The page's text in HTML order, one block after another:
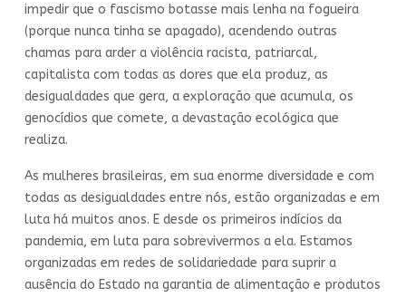
impedir que o fascismo botasse mais lenha na fogueira
(porque nunca tinha se apagado), acendendo outras
chamas para arder a violência racista, patriarcal,
capitalista com todas as dores que ela produz, as
desigualdades que gera, a exploração que acumula, os
genocídios que comete, a devastação ecológica que
realiza.
As mulheres brasileiras, em sua enorme diversidade e com
todas as desigualdades entre nós, estão organizadas e em
luta há muitos anos. E desde os primeiros indícios da
pandemia, em luta para sobrevivermos a ela. Estamos
organizadas em redes de solidariedade para suprir a
ausência do Estado na garantia de alimentação e produtos